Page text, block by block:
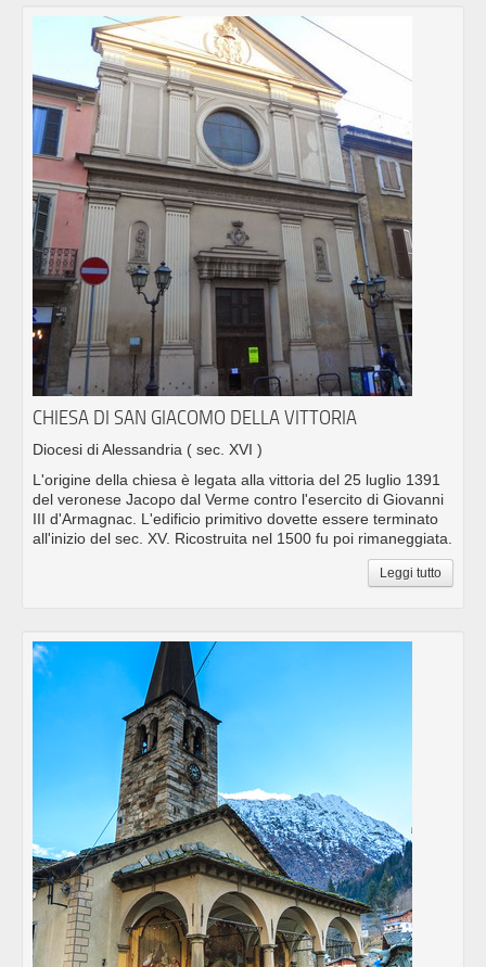
CHIESA DI SAN GIACOMO DELLA VITTORIA
Diocesi di Alessandria ( sec. XVI )
L'origine della chiesa è legata alla vittoria del 25 luglio 1391
del veronese Jacopo dal Verme contro l'esercito di Giovanni
III d'Armagnac. L'edificio primitivo dovette essere terminato
all'inizio del sec. XV. Ricostruita nel 1500 fu poi rimaneggiata.
Leggi tutto